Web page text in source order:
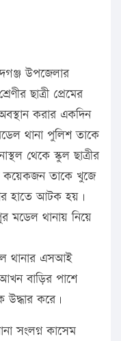
উপজেলার
ছাত্রী প্রেমের
করার একদিন
থানা পুলিশ তাকে
থেকে স্কুল ছাত্রীর
কয়েকজন তাকে খুজে
হাতে আটক হয়।
মডেল থানায় নিয়ে
থানার এসআই
বাড়ির পাশে
উদ্ধার করে।
সংলগ্ন কাসেম